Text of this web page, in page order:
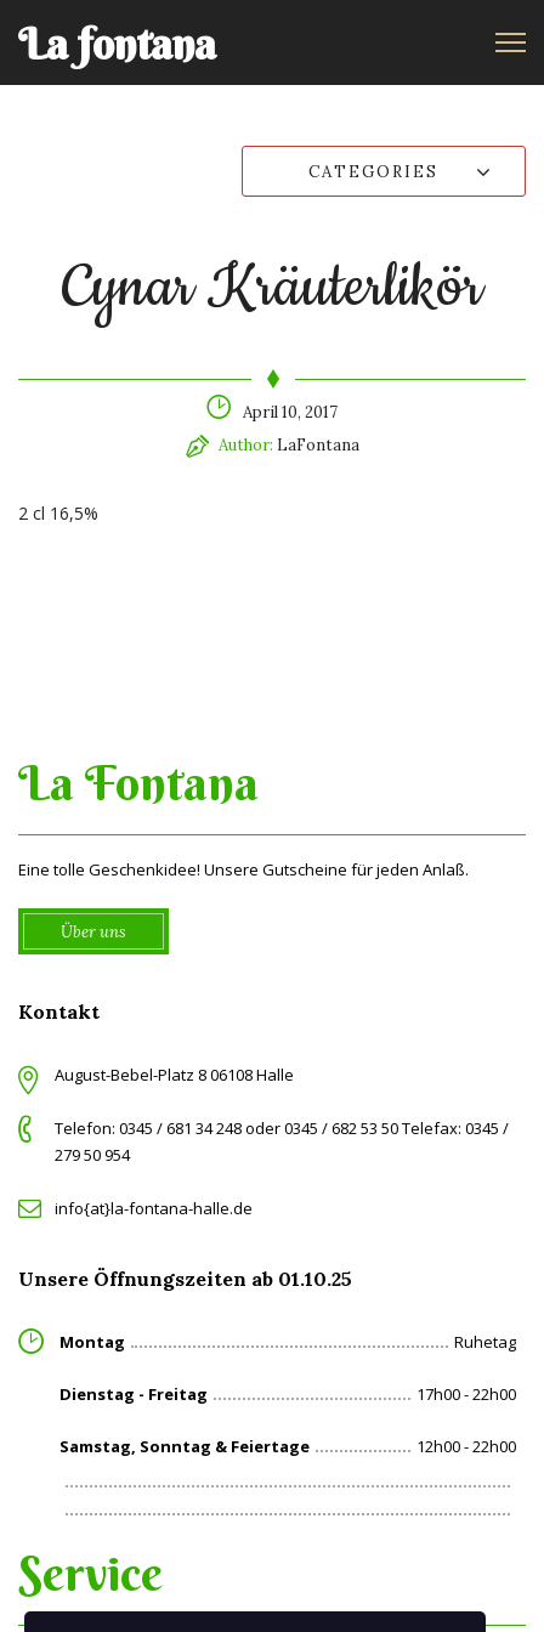
La fontana
CATEGORIES
Cynar Kräuterlikör
April 10, 2017
Author: LaFontana
2 cl 16,5%
La Fontana
Eine tolle Geschenkidee! Unsere Gutscheine für jeden Anlaß.
Über uns
Kontakt
August-Bebel-Platz 8 06108 Halle
Telefon: 0345 / 681 34 248 oder 0345 / 682 53 50 Telefax: 0345 /
279 50 954
info{at}la-fontana-halle.de
Unsere Öffnungszeiten ab 01.10.25
Montag Ruhetag
Dienstag - Freitag 17h00 - 22h00
Samstag, Sonntag & Feiertage 12h00 - 22h00
Service